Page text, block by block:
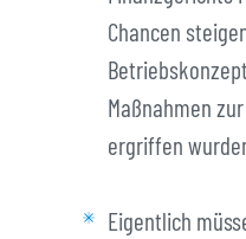
Chancen
Maßnahmen
ergriffen
Eigentlich